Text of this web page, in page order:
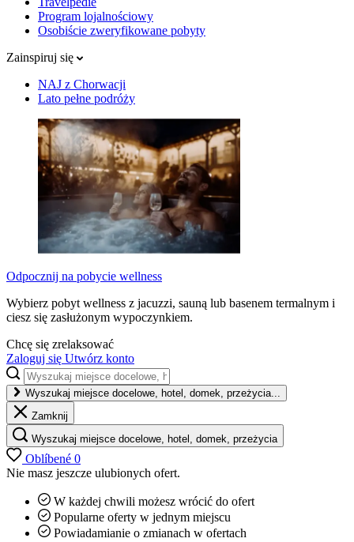
Program lojalnościowy
Osobiście zweryfikowane pobyty
Zainspiruj się
NAJ z Chorwacji
Lato pełne podróży
Odpocznij na pobycie wellness
Wybierz pobyt wellness z jacuzzi, sauną lub basenem termalnym i
ciesz się zasłużonym wypoczynkiem.
Chcę się zrelaksować
Zaloguj się Utwórz konto
Wyszukaj miejsce docelowe, hotel, domek, przeżycia...
Zamknij
Wyszukaj miejsce docelowe, hotel, domek, przeżycia
Oblíbené 0
Nie masz jeszcze ulubionych ofert.
W każdej chwili możesz wrócić do ofert
Popularne oferty w jednym miejscu
Powiadamianie o zmianach w ofertach